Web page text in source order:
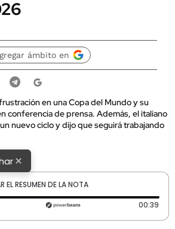
ámbito en
en una Copa del Mundo y su
conferencia de prensa. Además, el italiano
nuevo ciclo y dijo que seguirá trabajando
×
EL RESUMEN DE LA NOTA
transcurrido: 0 segundos 00:39